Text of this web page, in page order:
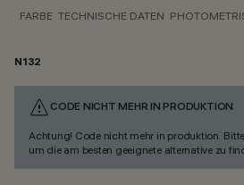
FARBE TECHNISCHE DATEN
N132
CODE NICHT MEHR IN PRODUKTION
Achtung! Code nicht mehr in produktion.
um die am besten geeignete alternative zu